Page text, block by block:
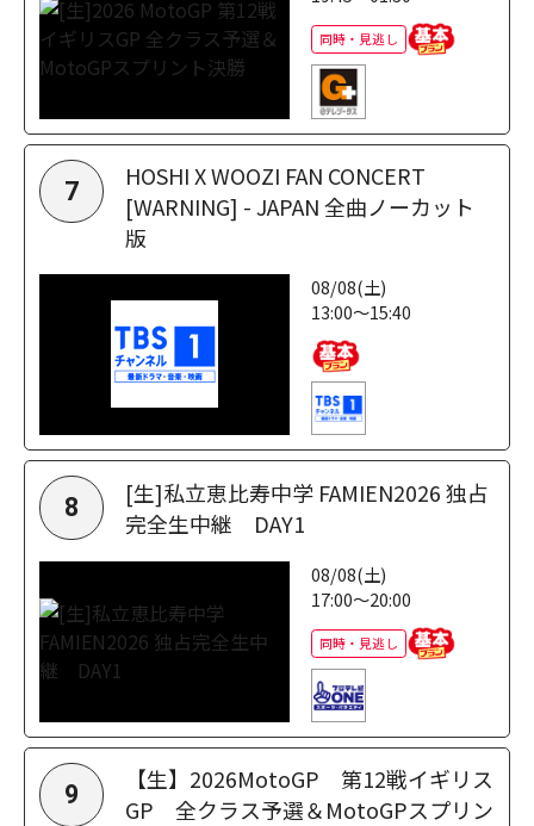
同時・見逃し
7
HOSHI X WOOZI FAN CONCERT
[WARNING] - JAPAN 全曲ノーカット
版
08/08(土)
13:00～15:40
8
[生]私立恵比寿中学 FAMIEN2026 独占
完全生中継 DAY1
08/08(土)
17:00～20:00
同時・見逃し
9
【生】2026MotoGP 第12戦イギリス
GP 全クラス予選＆MotoGPスプリン